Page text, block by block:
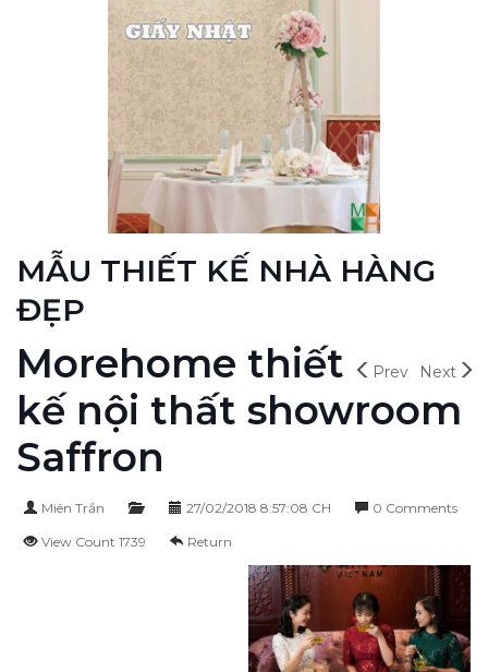
MẪU THIẾT KẾ NHÀ HÀNG
ĐẸP
Prev Next
Morehome thiết
kế nội thất showroom
Saffron
Miên Trần 27/02/2018 8:57:08 CH 0 Comments
View Count 1739 Return